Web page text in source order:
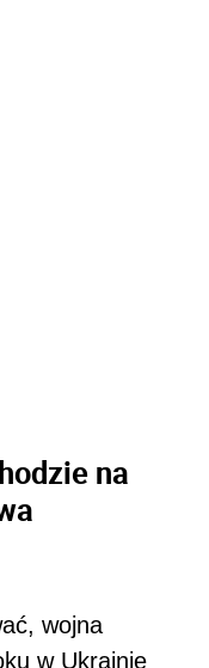
na
wojna
w Ukrainie